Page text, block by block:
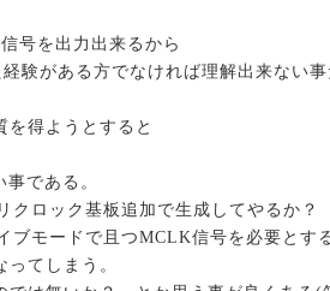
号を出力出来るから
験がある方でなければ理解出来ない
を得ようとすると
である。
ロック基板追加で生成してやるか？
ブモードで且つMCLK信号を必要とす
てしまう。